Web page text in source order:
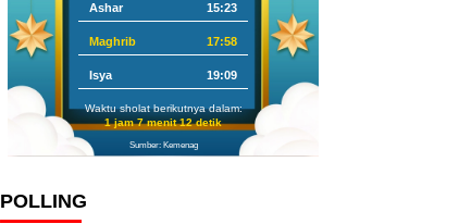
Ashar 15:23
Maghrib 17:58
Isya 19:09
Waktu sholat berikutnya dalam:
1 jam 7 menit 11 detik
Sumber: Kemenag
POLLING